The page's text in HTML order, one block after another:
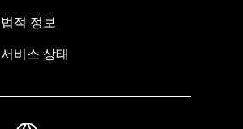
법적 정보
서비스 상태